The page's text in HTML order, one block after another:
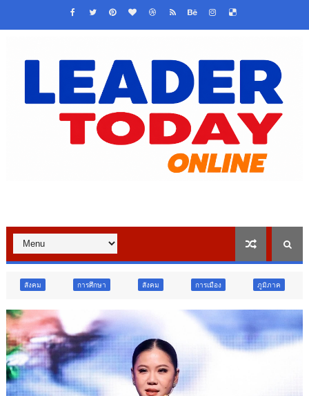
การศึกษา สังคม การเมือง ภูมิภาค วิจัย นวัตกรรม